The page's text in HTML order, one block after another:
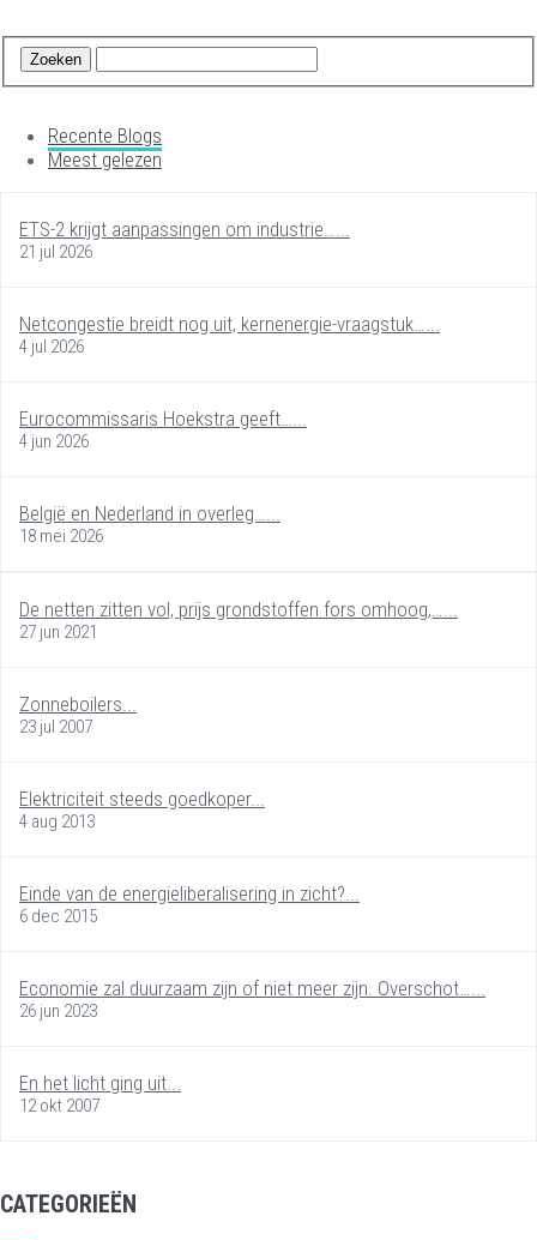
Recente Blogs
Meest gelezen
ETS-2 krijgt aanpassingen om industrie…...
21 jul 2026
Netcongestie breidt nog uit, kernenergie-vraagstuk…...
4 jul 2026
Eurocommissaris Hoekstra geeft…...
4 jun 2026
België en Nederland in overleg…...
18 mei 2026
De netten zitten vol, prijs grondstoffen fors omhoog,…...
27 jun 2021
Zonneboilers...
23 jul 2007
Elektriciteit steeds goedkoper...
4 aug 2013
Einde van de energieliberalisering in zicht?...
6 dec 2015
Economie zal duurzaam zijn of niet meer zijn. Overschot…...
26 jun 2023
En het licht ging uit...
12 okt 2007
CATEGORIEËN